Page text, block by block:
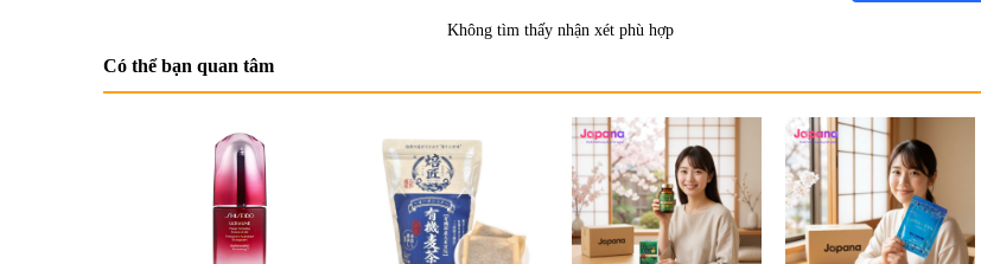
Không tìm thấy nhận xét phù hợp
Có thể bạn quan tâm